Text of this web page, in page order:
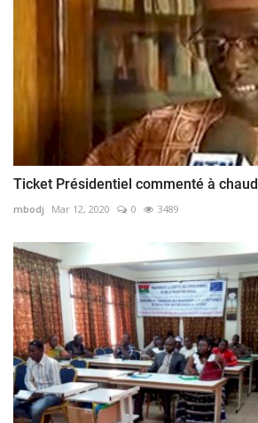
Ticket Présidentiel commenté à chaud
mbodj Mar 12, 2020 0 3489